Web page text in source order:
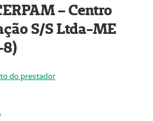
– Centro
S/S Ltda-ME
do prestador